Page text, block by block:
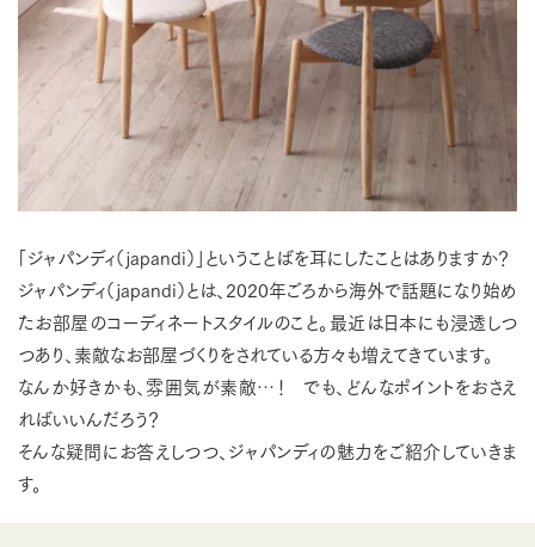
「ジャパンディ（japandi）」ということばを耳にしたことはありますか？
ジャパンディ（japandi）とは、2020年ごろから海外で話題になり始め
たお部屋のコーディネートスタイルのこと。最近は日本にも浸透しつ
つあり、素敵なお部屋づくりをされている方々も増えてきています。
なんか好きかも、雰囲気が素敵…！ でも、どんなポイントをおさえ
ればいいんだろう？
そんな疑問にお答えしつつ、ジャパンディの魅力をご紹介していきま
す。